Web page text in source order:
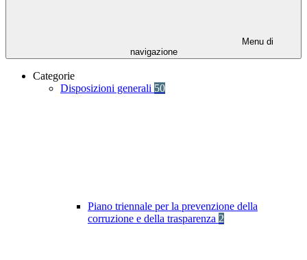
Menu di
navigazione
Categorie
Disposizioni generali 50
Piano triennale per la prevenzione della
corruzione e della trasparenza 2